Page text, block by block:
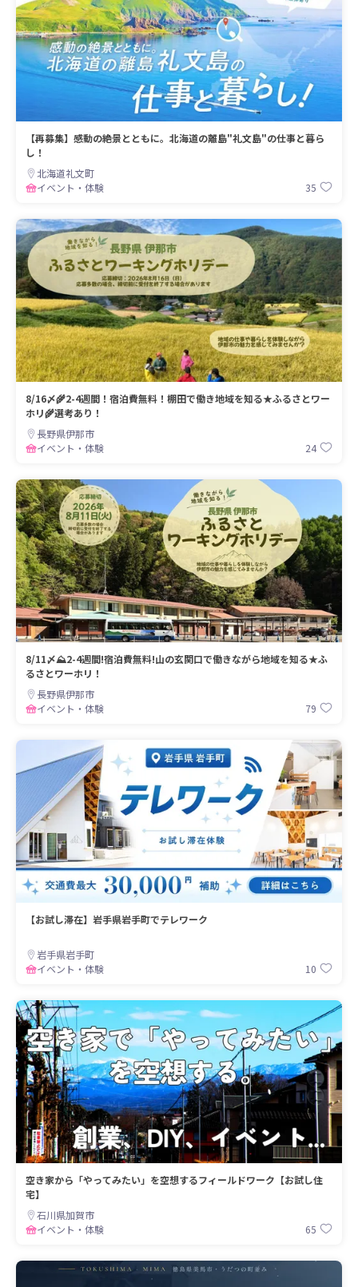
【再募集】感動の絶景とともに。北海道の離島"礼文島"の仕事と暮ら
し！
北海道礼文町
イベント・体験
35
8/16〆🌾2-4週間！宿泊費無料！棚田で働き地域を知る★ふるさとワー
ホリ🌾選考あり！
長野県伊那市
イベント・体験
24
8/11〆⛰️2-4週間!宿泊費無料!山の玄関口で働きながら地域を知る★ふ
るさとワーホリ！
長野県伊那市
イベント・体験
79
【お試し滞在】岩手県岩手町でテレワーク
岩手県岩手町
イベント・体験
10
空き家から「やってみたい」を空想するフィールドワーク【お試し住
宅】
石川県加賀市
イベント・体験
65